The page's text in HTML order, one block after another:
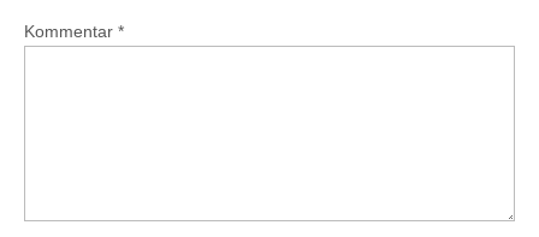
Kommentar *